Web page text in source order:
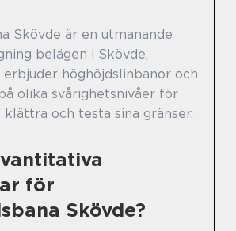
Skövde är en utmanande
belägen i Skövde,
erbjuder höghöjdslinbanor och
olika svårighetsnivåer för
och testa sina gränser.
för
Skövde?